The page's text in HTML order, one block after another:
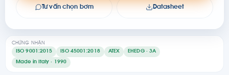
CHỨNG NHẬN
ISO 9001:2015 ISO 45001:2018 ATEX EHEDG · 3A
Made in Italy · 1990
Tư vấn chọn bơm Datasheet